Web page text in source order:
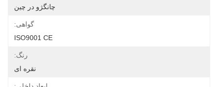
چانگژو در چین
گواهی:
ISO9001 CE
رنگ:
نقره ای